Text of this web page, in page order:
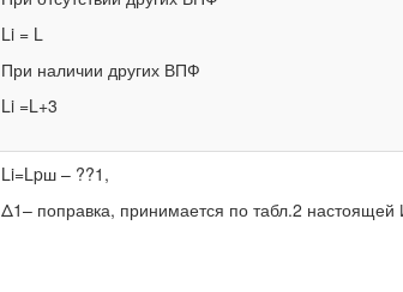
Li = L
При наличии других ВПФ
Li =L+3
Li=Lpш – ??1,
Δ1– поправка, принимается по табл.2 настоящей